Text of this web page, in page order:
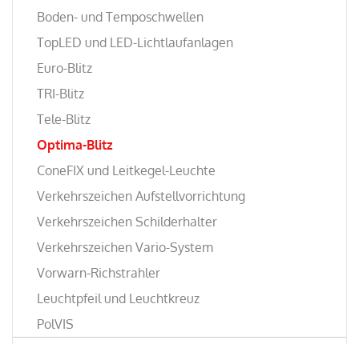
Boden- und Temposchwellen
TopLED und LED-Lichtlaufanlagen
Euro-Blitz
TRI-Blitz
Tele-Blitz
Optima-Blitz
ConeFIX und Leitkegel-Leuchte
Verkehrszeichen Aufstellvorrichtung
Verkehrszeichen Schilderhalter
Verkehrszeichen Vario-System
Vorwarn-Richstrahler
Leuchtpfeil und Leuchtkreuz
PolVIS